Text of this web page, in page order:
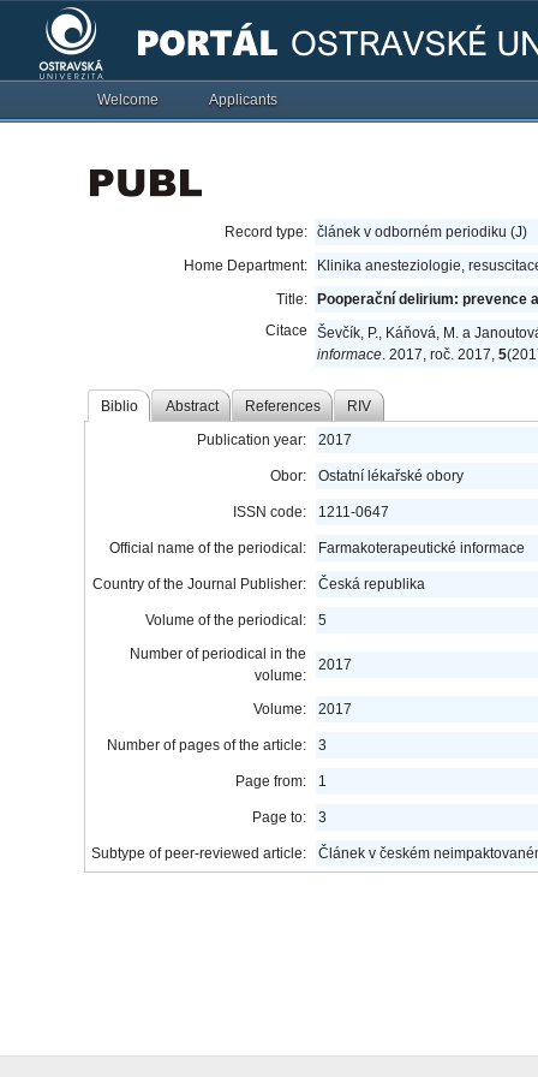
Welcome Applicants
Record type: článek v odborném periodiku (J)
Home Department:
Klinika anesteziologie,
Title:
Pooperační delirium: prevence
Citace
Ševčík, P., Káňová, M. a
informace. 2017, roč. 2017, 5
Biblio Abstract References RIV
Publication year: 2017
Obor: Ostatní lékařské obory
ISSN code: 1211-0647
Official name of the periodical: Farmakoterapeutické informace
Country of the Journal Publisher: Česká republika
Volume of the periodical:
5
Number of periodical in the
volume:
2017
Volume: 2017
Number of pages of the article: 3
Page from: 1
Page to: 3
Subtype of peer-reviewed article: Článek v českém